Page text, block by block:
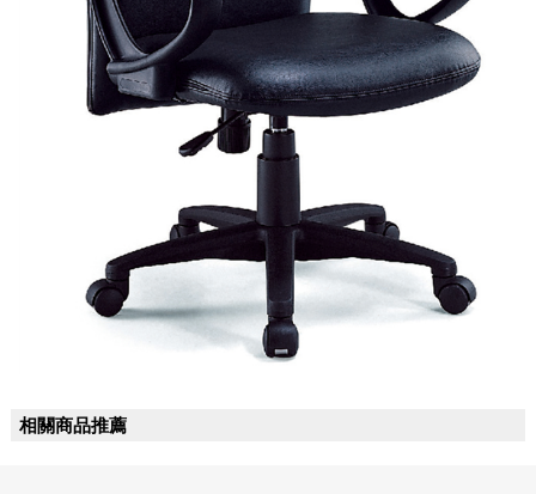
相關商品推薦